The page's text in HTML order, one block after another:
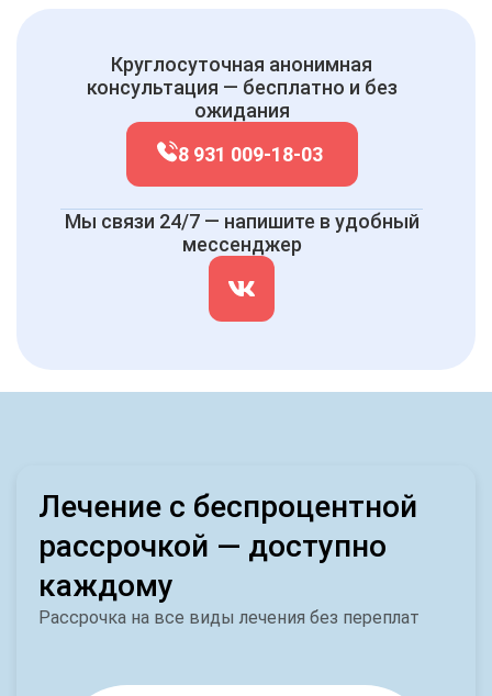
Круглосуточная анонимная
консультация — бесплатно и без
ожидания
8 931 009-18-03
Мы связи 24/7 — напишите в удобный
мессенджер
Лечение с беспроцентной
рассрочкой — доступно
каждому
Рассрочка на все виды лечения без переплат